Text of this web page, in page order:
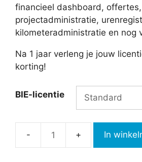
financieel dashboard,
projectadministratie,
kilometeradministratie en nog
Na 1 jaar verleng je jouw
korting!
BIE-licentie
Boekhouden
In